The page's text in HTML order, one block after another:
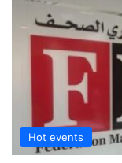
Hot events